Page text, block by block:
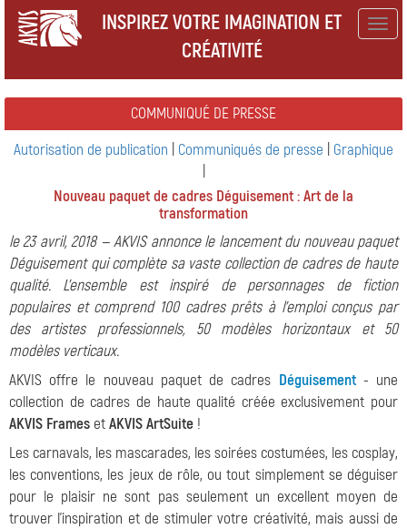
INSPIREZ VOTRE IMAGINATION ET
CRÉATIVITÉ
COMMUNIQUÉ DE PRESSE
Autorisation de publication
Communiqués de presse
Graphique
Nouveau paquet de cadres Déguisement : Art de la
transformation
le 23 avril, 2018 — AKVIS annonce le lancement du nouveau paquet
Déguisement qui complète sa vaste collection de cadres de haute
qualité. L'ensemble est inspiré de personnages de fiction
populaires et comprend 100 cadres prêts à l'emploi conçus par
des artistes professionnels, 50 modèles horizontaux et 50
modèles verticaux.
AKVIS offre le nouveau paquet de cadres Déguisement- une
collection de cadres de haute qualité créée exclusivement pour
AKVIS Frames etAKVIS ArtSuite !
Les carnavals, les mascarades, les soirées costumées, les cosplay,
les conventions, les jeux de rôle, ou tout simplement se déguiser
pour le plaisir ne sont pas seulement un excellent moyen de
trouver l'inspiration et de stimuler votre créativité, mais aussi de